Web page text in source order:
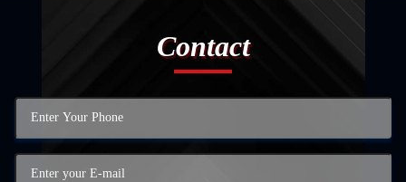
Contact